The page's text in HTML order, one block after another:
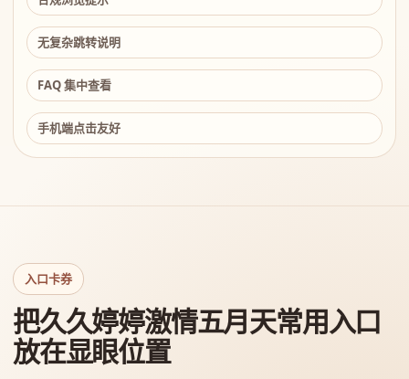
无复杂跳转说明
FAQ 集中查看
手机端点击友好
入口卡券
把久久婷婷激情五月天常用入口
放在显眼位置